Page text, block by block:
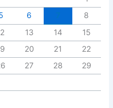
6
8
13 14
15
20 21
22
27 28
29